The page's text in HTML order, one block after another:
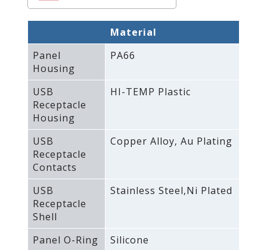
Material
Panel
Housing
PA66
USB
Receptacle
Housing
HI-TEMP Plastic
USB
Receptacle
Contacts
Copper Alloy‚ Au Plating
USB
Receptacle
Shell
Stainless Steel‚Ni Plated
Panel O-Ring
Silicone